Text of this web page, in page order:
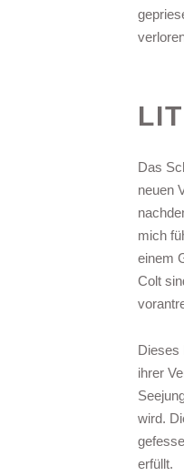
Das
neuen
mich
einem
Colt
Dieses
ihrer
wird.
erfüllt.